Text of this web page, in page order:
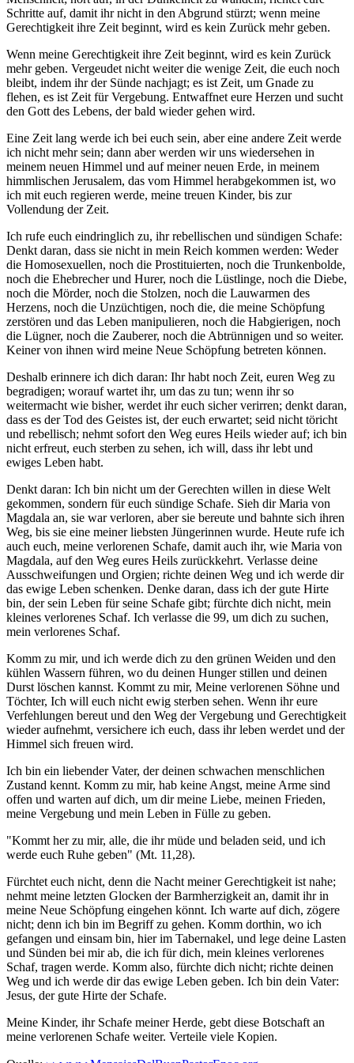
Schritte auf, damit ihr nicht in den Abgrund stürzt; wenn meine
Gerechtigkeit ihre Zeit beginnt, wird es kein Zurück mehr geben.
Wenn meine Gerechtigkeit ihre Zeit beginnt, wird es kein Zurück
mehr geben. Vergeudet nicht weiter die wenige Zeit, die euch noch
bleibt, indem ihr der Sünde nachjagt; es ist Zeit, um Gnade zu
flehen, es ist Zeit für Vergebung. Entwaffnet eure Herzen und sucht
den Gott des Lebens, der bald wieder gehen wird.
Eine Zeit lang werde ich bei euch sein, aber eine andere Zeit werde
ich nicht mehr sein; dann aber werden wir uns wiedersehen in
meinem neuen Himmel und auf meiner neuen Erde, in meinem
himmlischen Jerusalem, das vom Himmel herabgekommen ist, wo
ich mit euch regieren werde, meine treuen Kinder, bis zur
Vollendung der Zeit.
Ich rufe euch eindringlich zu, ihr rebellischen und sündigen Schafe:
Denkt daran, dass sie nicht in mein Reich kommen werden: Weder
die Homosexuellen, noch die Prostituierten, noch die Trunkenbolde,
noch die Ehebrecher und Hurer, noch die Lüstlinge, noch die Diebe,
noch die Mörder, noch die Stolzen, noch die Lauwarmen des
Herzens, noch die Unzüchtigen, noch die, die meine Schöpfung
zerstören und das Leben manipulieren, noch die Habgierigen, noch
die Lügner, noch die Zauberer, noch die Abtrünnigen und so weiter.
Keiner von ihnen wird meine Neue Schöpfung betreten können.
Deshalb erinnere ich dich daran: Ihr habt noch Zeit, euren Weg zu
begradigen; worauf wartet ihr, um das zu tun; wenn ihr so
weitermacht wie bisher, werdet ihr euch sicher verirren; denkt daran,
dass es der Tod des Geistes ist, der euch erwartet; seid nicht töricht
und rebellisch; nehmt sofort den Weg eures Heils wieder auf; ich bin
nicht erfreut, euch sterben zu sehen, ich will, dass ihr lebt und
ewiges Leben habt.
Denkt daran: Ich bin nicht um der Gerechten willen in diese Welt
gekommen, sondern für euch sündige Schafe. Sieh dir Maria von
Magdala an, sie war verloren, aber sie bereute und bahnte sich ihren
Weg, bis sie eine meiner liebsten Jüngerinnen wurde. Heute rufe ich
auch euch, meine verlorenen Schafe, damit auch ihr, wie Maria von
Magdala, auf den Weg eures Heils zurückkehrt. Verlasse deine
Ausschweifungen und Orgien; richte deinen Weg und ich werde dir
das ewige Leben schenken. Denke daran, dass ich der gute Hirte
bin, der sein Leben für seine Schafe gibt; fürchte dich nicht, mein
kleines verlorenes Schaf. Ich verlasse die 99, um dich zu suchen,
mein verlorenes Schaf.
Komm zu mir, und ich werde dich zu den grünen Weiden und den
kühlen Wassern führen, wo du deinen Hunger stillen und deinen
Durst löschen kannst. Kommt zu mir, Meine verlorenen Söhne und
Töchter, Ich will euch nicht ewig sterben sehen. Wenn ihr eure
Verfehlungen bereut und den Weg der Vergebung und Gerechtigkeit
wieder aufnehmt, versichere ich euch, dass ihr leben werdet und der
Himmel sich freuen wird.
Ich bin ein liebender Vater, der deinen schwachen menschlichen
Zustand kennt. Komm zu mir, hab keine Angst, meine Arme sind
offen und warten auf dich, um dir meine Liebe, meinen Frieden,
meine Vergebung und mein Leben in Fülle zu geben.
"Kommt her zu mir, alle, die ihr müde und beladen seid, und ich
werde euch Ruhe geben" (Mt. 11,28).
Fürchtet euch nicht, denn die Nacht meiner Gerechtigkeit ist nahe;
nehmt meine letzten Glocken der Barmherzigkeit an, damit ihr in
meine Neue Schöpfung eingehen könnt. Ich warte auf dich, zögere
nicht; denn ich bin im Begriff zu gehen. Komm dorthin, wo ich
gefangen und einsam bin, hier im Tabernakel, und lege deine Lasten
und Sünden bei mir ab, die ich für dich, mein kleines verlorenes
Schaf, tragen werde. Komm also, fürchte dich nicht; richte deinen
Weg und ich werde dir das ewige Leben geben. Ich bin dein Vater:
Jesus, der gute Hirte der Schafe.
Meine Kinder, ihr Schafe meiner Herde, gebt diese Botschaft an
meine verlorenen Schafe weiter. Verteile viele Kopien.